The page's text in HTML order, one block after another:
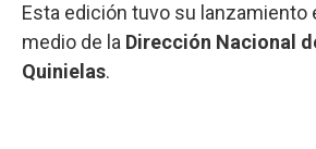
Esta edición tuvo su lanzamiento
medio de la Dirección Nacional
Quinielas.